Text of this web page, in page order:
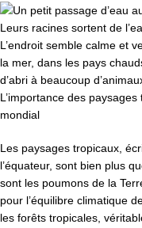
L’importance des
mondial
Les paysages tropicaux,
l’équateur, sont bien plus
sont les poumons de la
pour l’équilibre climatique
les forêts tropicales,